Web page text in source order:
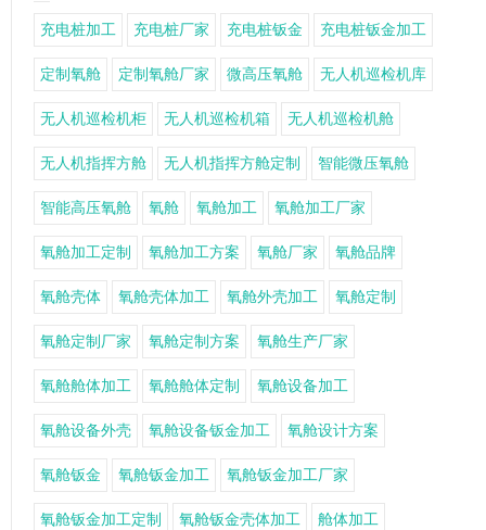
充电桩加工 充电桩厂家 充电桩钣金 充电桩钣金加工
定制氧舱 定制氧舱厂家 微高压氧舱 无人机巡检机库
无人机巡检机柜 无人机巡检机箱 无人机巡检机舱
无人机指挥方舱 无人机指挥方舱定制 智能微压氧舱
智能高压氧舱 氧舱 氧舱加工 氧舱加工厂家
氧舱加工定制 氧舱加工方案 氧舱厂家 氧舱品牌
氧舱壳体 氧舱壳体加工 氧舱外壳加工 氧舱定制
氧舱定制厂家 氧舱定制方案 氧舱生产厂家
氧舱舱体加工 氧舱舱体定制 氧舱设备加工
氧舱设备外壳 氧舱设备钣金加工 氧舱设计方案
氧舱钣金 氧舱钣金加工 氧舱钣金加工厂家
氧舱钣金加工定制 氧舱钣金壳体加工 舱体加工